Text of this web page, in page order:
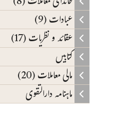
عبادات (9)
عقائد و نظریات (17)
کتابیں
مالی معاملات (20)
ماہنامہ دارالتقوی